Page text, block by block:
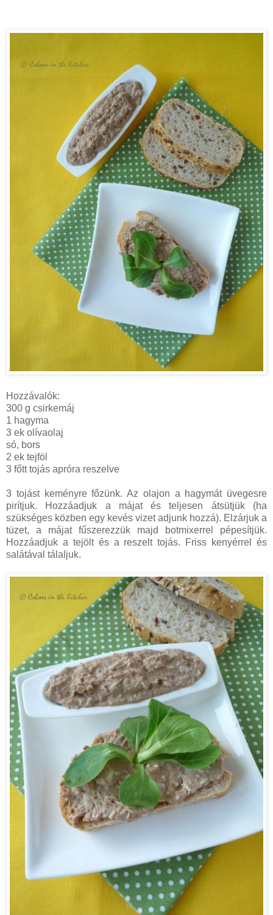
Hozzávalók:
300 g csirkemáj
1 hagyma
3 ek olívaolaj
só, bors
2 ek tejföl
3 főtt tojás apróra reszelve
3 tojást keményre főzünk. Az olajon a hagymát üvegesre
pirítjuk. Hozzáadjuk a májat és teljesen átsütjük (ha
szükséges közben egy kevés vizet adjunk hozzá). Elzárjuk a
tüzet, a májat fűszerezzük majd botmixerrel pépesítjük.
Hozzáadjuk a tejölt és a reszelt tojás. Friss kenyérrel és
salátával tálaljuk.